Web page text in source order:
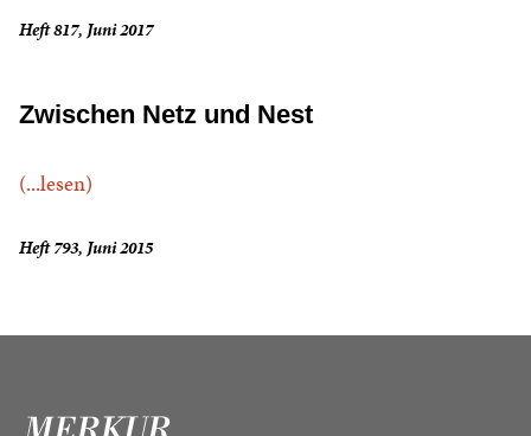
Heft 817, Juni 2017
Zwischen Netz und Nest
(...lesen)
Heft 793, Juni 2015